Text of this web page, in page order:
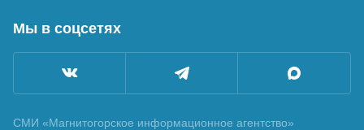
Мы в соцсетях
СМИ «Магнитогорское информационное агентство»